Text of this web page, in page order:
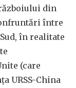
din
între
în realitate
(care
URSS-China